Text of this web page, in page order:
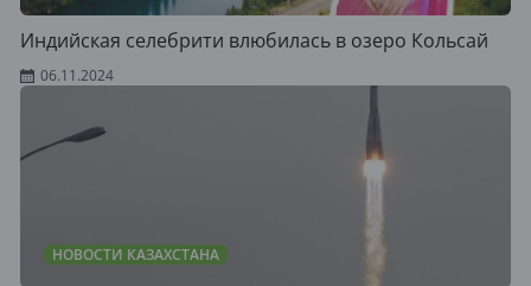
Индийская селебрити влюбилась в озеро Кольсай
06.11.2024
НОВОСТИ КАЗАХСТАНА